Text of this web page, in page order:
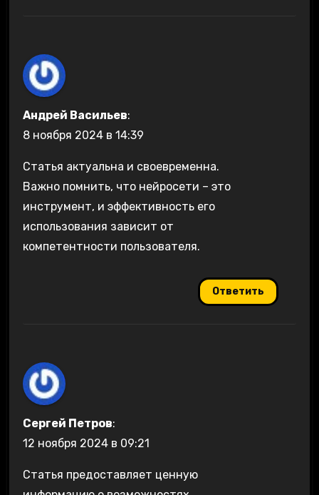
Андрей Васильев:
8 ноября 2024 в 14:39
Статья актуальна и своевременна.
Важно помнить, что нейросети – это
инструмент, и эффективность его
использования зависит от
компетентности пользователя.
Ответить
Сергей Петров:
12 ноября 2024 в 09:21
Статья предоставляет ценную